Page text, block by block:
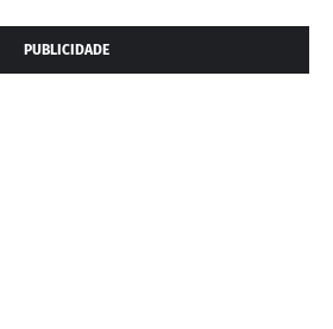
PUBLICIDADE